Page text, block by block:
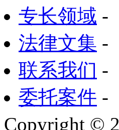
专长领域 -
法律文集 -
联系我们 -
委托案件 -
Copyright ©